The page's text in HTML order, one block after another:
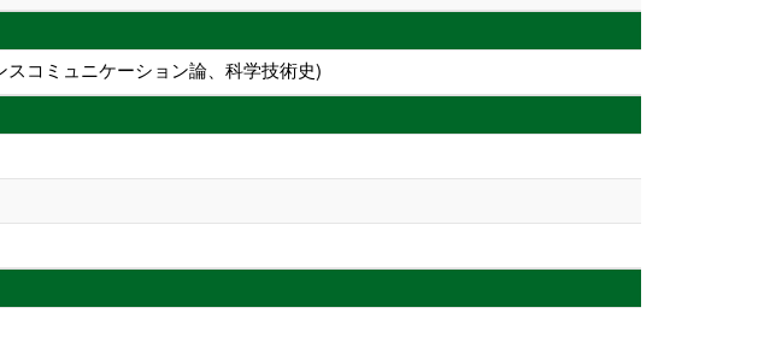
コミュニケーション論、科学技術史)